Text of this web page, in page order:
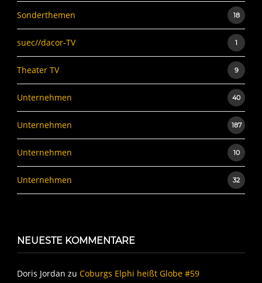
Sonderthemen 18
suec//dacor-TV 1
Theater TV 9
Unternehmen 40
Unternehmen 187
Unternehmen 10
Unternehmen 32
NEUESTE KOMMENTARE
Doris Jordan zu Coburgs Elphi heißt Globe #59